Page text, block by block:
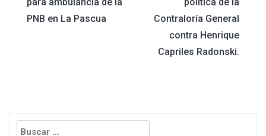
entradas
PNB en La Pascua
Contraloría General
contra Henrique
Capriles Radonski.
Buscar: